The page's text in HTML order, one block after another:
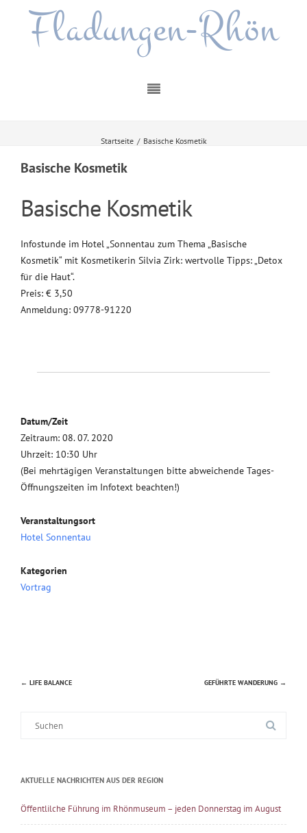
Fladungen-Rhön
Startseite / Basische Kosmetik
Basische Kosmetik
Basische Kosmetik
Infostunde im Hotel „Sonnentau zum Thema „Basische
Kosmetik“ mit Kosmetikerin Silvia Zirk: wertvolle Tipps: „Detox
für die Haut“.
Preis: € 3,50
Anmeldung: 09778-91220
Datum/Zeit
Zeitraum: 08. 07. 2020
Uhrzeit: 10:30 Uhr
(Bei mehrtägigen Veranstaltungen bitte abweichende Tages-
Öffnungszeiten im Infotext beachten!)
Veranstaltungsort
Hotel Sonnentau
Kategorien
Vortrag
Beitragsnavigation
← LIFE BALANCE GEFÜHRTE WANDERUNG →
AKTUELLE NACHRICHTEN AUS DER REGION
Öffentlilche Führung im Rhönmuseum – jeden Donnerstag im August